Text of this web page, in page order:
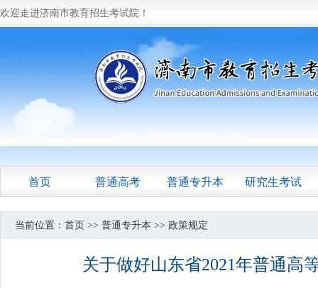
欢迎走进济南市教育招生考试院！
首页 普通高考 普通专升本 研究生考试
当前位置： 首页 >> 普通专升本 >> 政策规定
关于做好山东省2021年普通高